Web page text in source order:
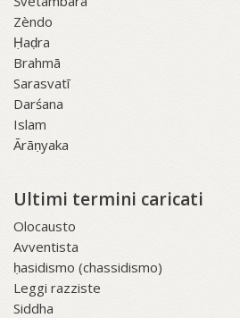
Zèndo
Ḥaḍra
Brahmā
Sarasvatī
Darśana
Islam
Ārāṇyaka
Ultimi termini caricati
Olocausto
Avventista
ḥasidismo (chassidismo)
Leggi razziste
Siddha